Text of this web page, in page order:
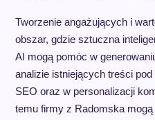
Tworzenie angażujących i
obszar, gdzie sztuczna
AI mogą pomóc w
analizie istniejących treści
SEO oraz w personalizacji
temu firmy z Radomska